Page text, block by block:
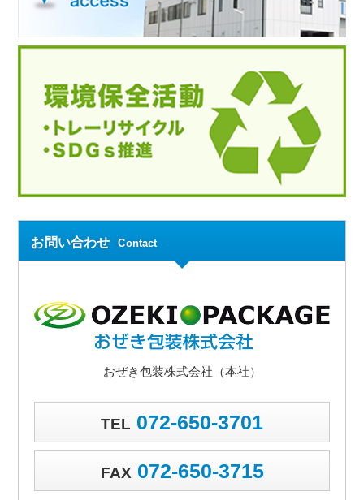
お問い合わせ Contact
おぜき包装株式会社（本社）
TEL 072-650-3701
FAX 072-650-3715